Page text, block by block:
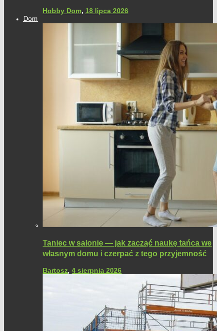
Hobby Dom, 18 lipca 2026
Dom
Taniec w salonie — jak zacząć naukę tańca we
własnym domu i czerpać z tego przyjemność
Bartosz, 4 sierpnia 2026